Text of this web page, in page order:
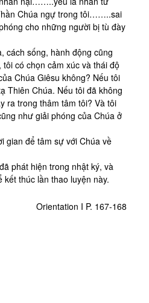
Chúa ngự trong tôi……..sai
cho những người bị tù đày
cách sống, hành động cũng
có chọn cảm xúc và thái độ
Chúa Giêsu không? Nếu tôi
Thiên Chúa. Nếu tôi đã không
ra trong thâm tâm tôi? Và tôi
như giải phóng của Chúa ở
gian để tâm sự với Chúa về
phát hiện trong nhật ký, và
kết thúc lần thao luyện này.
Orientation I P. 167-168